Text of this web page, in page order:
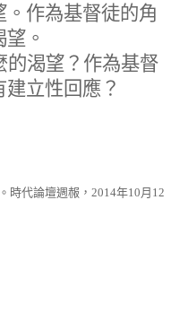
作為基督徒的角
。
的渴望？作為基督
立性回應？
時代論壇週赧， 2014年10月 12